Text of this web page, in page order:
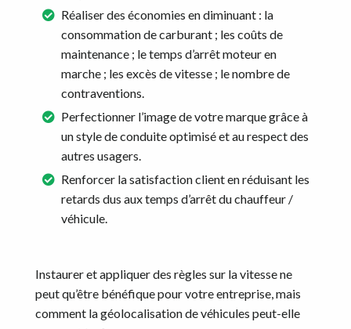
Réaliser des économies en diminuant : la
consommation de carburant ; les coûts de
maintenance ; le temps d’arrêt moteur en
marche ; les excès de vitesse ; le nombre de
contraventions.
Perfectionner l’image de votre marque grâce à
un style de conduite optimisé et au respect des
autres usagers.
Renforcer la satisfaction client en réduisant les
retards dus aux temps d’arrêt du chauffeur /
véhicule.
Instaurer et appliquer des règles sur la vitesse ne
peut qu’être bénéfique pour votre entreprise, mais
comment la géolocalisation de véhicules peut-elle